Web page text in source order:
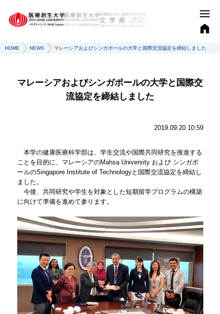
HOME NEWS マレーシアおよびシンガポールの大学と国際交流協定を締結しました
マレーシアおよびシンガポールの大学と国際交
流協定を締結しました
2019.09.20 10:59
本学の健康医療科学部は、学生交流や国際共同研究を推進する
ことを目的に、マレーシアのMahsa University および シンガポ
ールのSingapore Institute of Technologyと国際交流協定を締結し
ました。
今後、共同研究や学生を対象とした短期留学プログラムの構築
に向けて準備を進めて参ります。
​